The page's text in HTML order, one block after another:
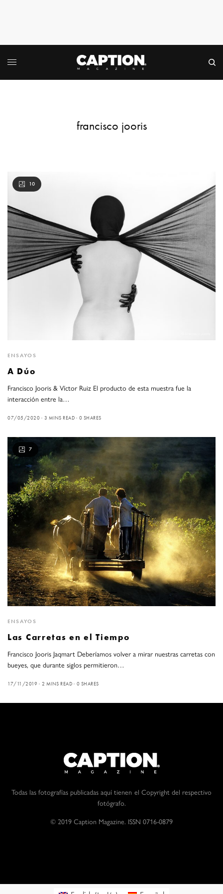
francisco jooris
10
ENSAYOS
A Dúo
Francisco Jooris & Víctor Ruiz El producto de esta muestra fue la
interacción entre la…
07/05/2020 3 MINS READ 0 SHARES
7
ENSAYOS
Las Carretas en el Tiempo
Francisco Jooris Jaqmart Deberíamos volver a mirar nuestras carretas con
bueyes, que durante siglos permitieron…
17/11/2019 2 MINS READ 0 SHARES
Todas las fotografías publicadas aquí tienen el Copyright del respectivo
fotógrafo.
© 2019 Caption Magazine. ISSN 0716-0879